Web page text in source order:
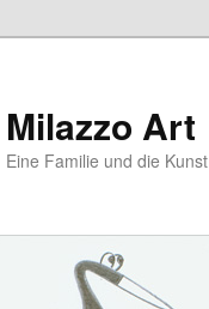
Milazzo Art
Eine Familie und die Kunst